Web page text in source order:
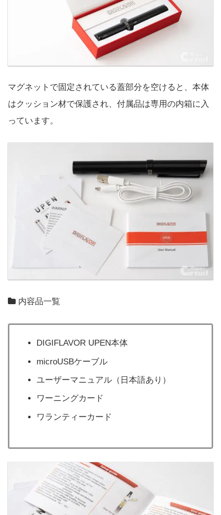
マグネットで固定されている蓋部分を空けると、本体
はクッション材で保護され、付属品は専用の内箱に入
っています。
内容品一覧
DIGIFLAVOR UPEN本体
microUSBケーブル
ユーザーマニュアル（日本語あり）
ワーニングカード
ワランティーカード